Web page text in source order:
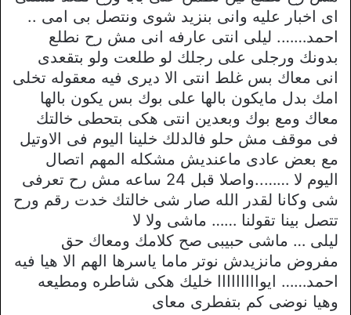
اى اخبار عليه وانى بنزيد شوى ونتصل بى امى ..
احمد……. ليلى انتى عارفه انى مش رح نطلع
بدونك ورجلى على رجلك لو طلعت ولو بتقعدى
انى معاك بس غلط انتى الا ديرى فيه معقوله تخلى
امك بدل مايكون بالها على بوك بس يكون بالها
معاك ومع بوك وبعدين انتى هكى بتحطى خالتك
فى موقف مش حلو فالدلك خلينا اليوم فى الاوتيل
مع بعض عادى ماعنديش مشكله المهم اتصال
اليوم لا ……..واصلا قبل 24 ساعه مش رح تعرفى
شى وكانا لقدر الله صار شى خالتك خدت رقم ورح
تتصل بينا تقولنا …… ماشى ولا لا
ليلى … ماشى حبيبى صح كلامك ومعاك حق
مفروض مانزيدش نوتر ماما ياسرها الهم الا هيا فيه
احمد…… ايوااااااااا خليك هكى شاطره ومطيعه
وهيا نوضى كم بتفطرى معاى